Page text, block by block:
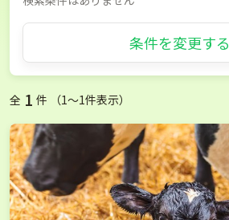
条件を変更する
全 1 件 （1〜1件表示）